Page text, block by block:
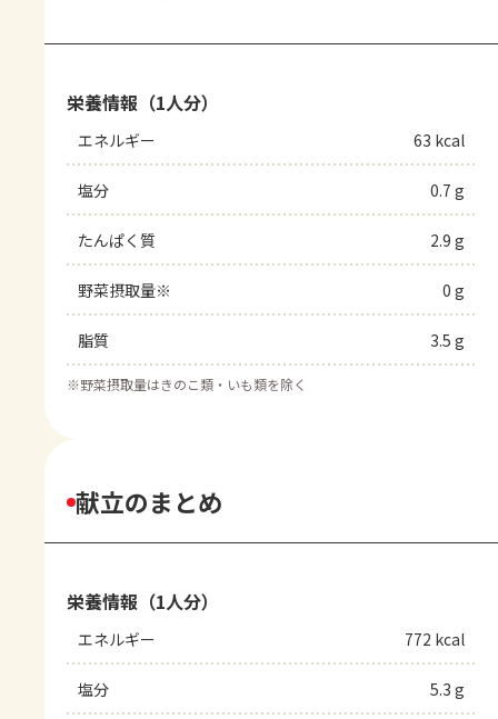
栄養情報（1人分）
エネルギー 63 kcal
塩分 0.7 g
たんぱく質 2.9 g
野菜摂取量※ 0 g
脂質 3.5 g
※野菜摂取量はきのこ類・いも類を除く
献立のまとめ
栄養情報（1人分）
エネルギー 772 kcal
塩分 5.3 g